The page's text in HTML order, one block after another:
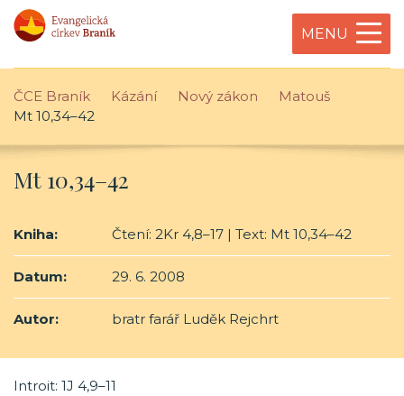
MENU
ČCE Braník Kázání Nový zákon
Matouš
Mt 10,34–42
Mt 10,34–42
Kniha: Čtení: 2Kr 4,8–17 | Text: Mt 10,34–42
Datum: 29. 6. 2008
Autor: bratr farář Luděk Rejchrt
Introit: 1J 4,9–11